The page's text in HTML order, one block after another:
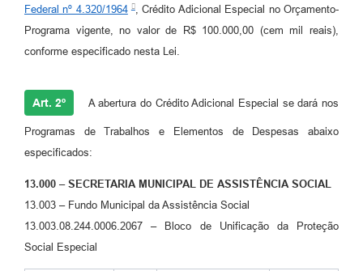
Federal nº 4.320/1964 , Crédito Adicional Especial no Orçamento-
Programa vigente, no valor de R$ 100.000,00 (cem mil reais),
conforme especificado nesta Lei.
Art. 2º A abertura do Crédito Adicional Especial se dará nos
Programas de Trabalhos e Elementos de Despesas abaixo
especificados:
13.000 – SECRETARIA MUNICIPAL DE ASSISTÊNCIA SOCIAL
13.003 – Fundo Municipal da Assistência Social
13.003.08.244.0006.2067 – Bloco de Unificação da Proteção
Social Especial